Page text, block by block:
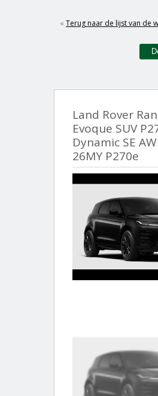
« Terug naar de lijst van de
Land Rover
Evoque SUV
Dynamic SE
26MY P270e